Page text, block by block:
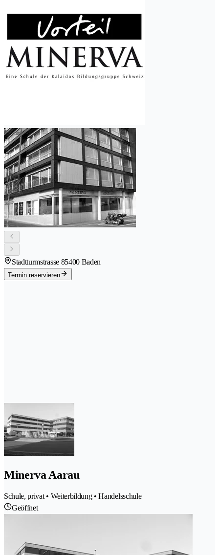
Stadtturmstrasse 85400 Baden
Termin reservieren
Minerva Aarau
Schule, privat • Weiterbildung • Handelsschule
Geöffnet